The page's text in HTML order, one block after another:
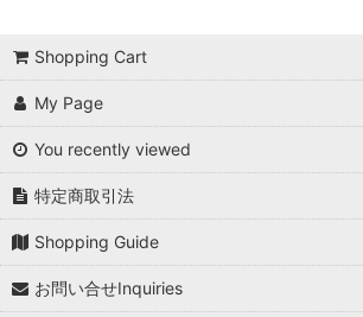
Shopping Cart
My Page
You recently viewed
特定商取引法
Shopping Guide
お問い合せInquiries